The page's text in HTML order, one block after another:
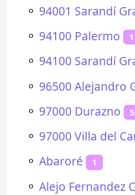
⚬ 94001 Sarandí
⚬ 94100 Palermo 1
⚬ 94100 Sarandí
⚬ 96500 Alejandro
⚬ 97000 Durazno 5
⚬ 97000 Villa del
⚬ Abaroré 1
⚬ Alejo Fernandez